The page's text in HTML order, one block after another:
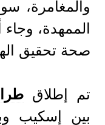
والمغامرة،
الممهدة، وجاء
صحة تحقيق
تم إطلاق
بين إسكيب